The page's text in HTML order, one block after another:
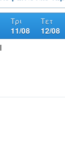
Τρι
11/08
Τετ
12/08